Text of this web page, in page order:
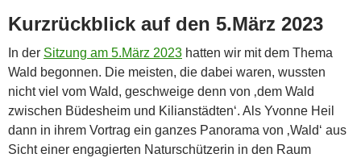
Kurzrückblick auf den 5.März 2023
In der Sitzung am 5.März 2023 hatten wir mit dem Thema
Wald begonnen. Die meisten, die dabei waren, wussten
nicht viel vom Wald, geschweige denn von ‚dem Wald
zwischen Büdesheim und Kilianstädten‘. Als Yvonne Heil
dann in ihrem Vortrag ein ganzes Panorama von ‚Wald‘ aus
Sicht einer engagierten Naturschützerin in den Raum